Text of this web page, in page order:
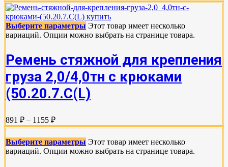
Выберите параметры Этот товар имеет несколько
вариаций. Опции можно выбрать на странице товара.
Ремень стяжной для крепления
груза 2,0/4,0тн с крюками
(50.20.7.C(L)
891 ₽ – 1155 ₽
Выберите параметры Этот товар имеет несколько
вариаций. Опции можно выбрать на странице товара.